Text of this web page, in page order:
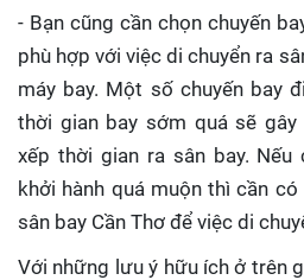
- Bạn cũng cần chọn chuyến
phù hợp với việc di chuyển ra
máy bay. Một số chuyến bay
thời gian bay sớm quá sẽ
xếp thời gian ra sân bay. Nếu
khởi hành quá muộn thì cần
sân bay Cần Thơ để việc di
Với những lưu ý hữu ích ở trên